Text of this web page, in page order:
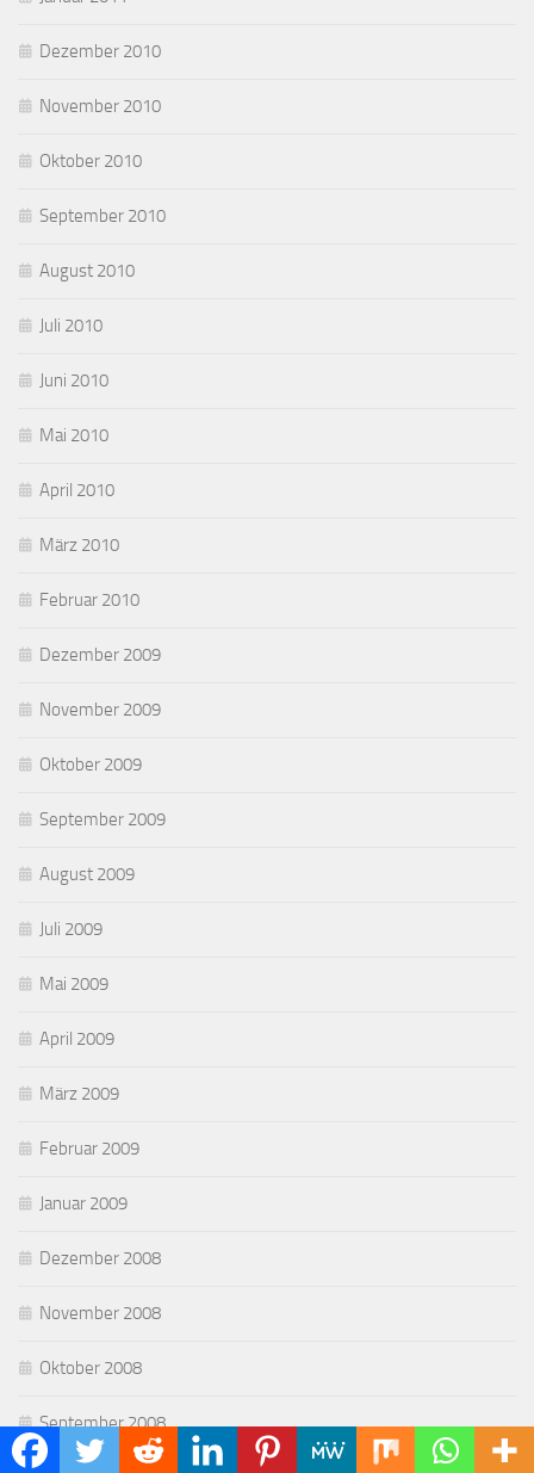
Dezember 2010
November 2010
Oktober 2010
September 2010
August 2010
Juli 2010
Juni 2010
Mai 2010
April 2010
März 2010
Februar 2010
Dezember 2009
November 2009
Oktober 2009
September 2009
August 2009
Juli 2009
Mai 2009
April 2009
März 2009
Februar 2009
Januar 2009
Dezember 2008
November 2008
Oktober 2008
September 2008